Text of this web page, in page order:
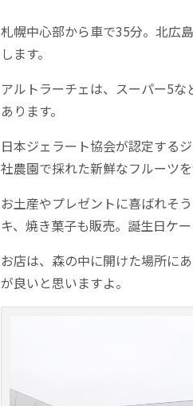
札幌中心部から車で35分。北広
します。
アルトラーチェは、スーパー5
あります。
日本ジェラート協会が認定する
社農園で採れた新鮮なフルーツ
お土産やプレゼントに喜ばれそ
キ、焼き菓子も販売。誕生日ケ
お店は、森の中に開けた場所に
が良いと思いますよ。